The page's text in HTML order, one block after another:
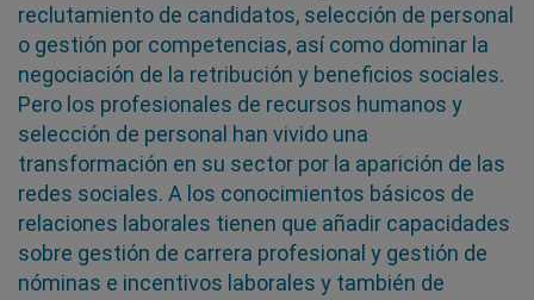
reclutamiento de candidatos, selección de personal
o gestión por competencias, así como dominar la
negociación de la retribución y beneficios sociales.
Pero los profesionales de recursos humanos y
selección de personal han vivido una
transformación en su sector por la aparición de las
redes sociales. A los conocimientos básicos de
relaciones laborales tienen que añadir capacidades
sobre gestión de carrera profesional y gestión de
nóminas e incentivos laborales y también de